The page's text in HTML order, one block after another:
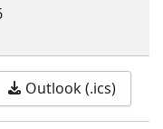
Outlook (.ics)